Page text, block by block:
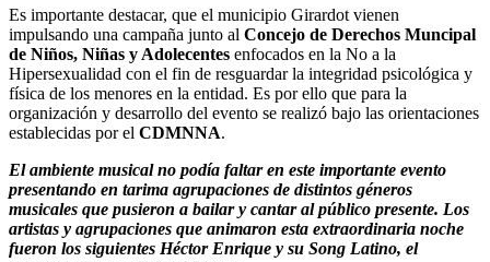
Es importante destacar, que el municipio Girardot vienen
impulsando una campaña junto al Concejo de Derechos Muncipal
de Niños, Niñas y Adolecentes enfocados en la No a la
Hipersexualidad con el fin de resguardar la integridad psicológica y
física de los menores en la entidad. Es por ello que para la
organización y desarrollo del evento se realizó bajo las orientaciones
establecidas por el CDMNNA.
El ambiente musical no podía faltar en este importante evento
presentando en tarima agrupaciones de distintos géneros
musicales que pusieron a bailar y cantar al público presente. Los
artistas y agrupaciones que animaron esta extraordinaria noche
fueron los siguientes Héctor Enrique y su Song Latino, el